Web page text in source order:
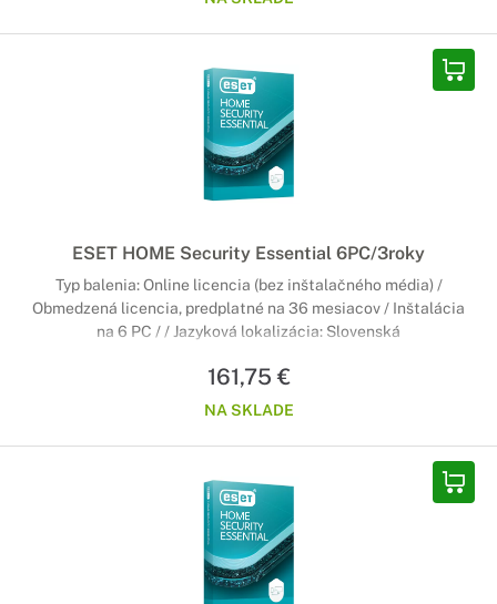
ESET HOME Security Essential 6PC/3roky
Typ balenia: Online licencia (bez inštalačného média) /
Obmedzená licencia, predplatné na 36 mesiacov / Inštalácia
na 6 PC / / Jazyková lokalizácia: Slovenská
161,75 €
NA SKLADE